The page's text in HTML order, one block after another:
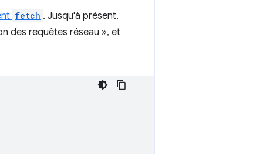
fetch . Jusqu'à présent,
des requêtes réseau », et